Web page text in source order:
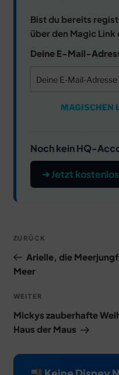
Bist du bereits
über den Magic Link
Deine E-Mail-
MAGISCHEN
Noch kein HQ-
➔ Jetzt
Beitragsnavigation
Vorheriger
Beitrag
ZURÜCK
Arielle, die
Meer
Nächster
Beitrag
WEITER
Mickys zauberhafte
Haus der Maus